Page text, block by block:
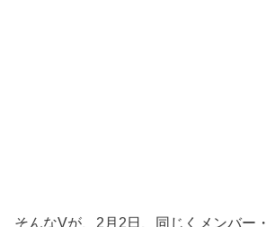
そんなVが、2月2日、同じくメンバー・